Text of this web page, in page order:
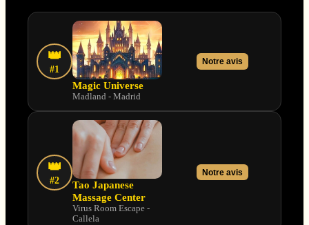
👑
#1
Magic Universe
Madland - Madrid
Notre avis
👑
#2
Tao Japanese
Massage Center
Virus Room Escape -
Callela
Notre avis